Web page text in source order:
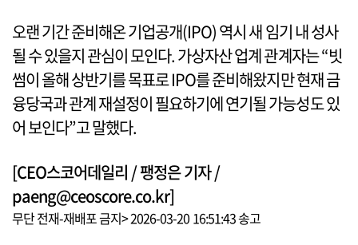
오랜 기간 준비해온 기업공개(IPO) 역시 새 임기 내 성사
될 수 있을지 관심이 모인다. 가상자산 업계 관계자는 “빗
썸이 올해 상반기를 목표로 IPO를 준비해왔지만 현재 금
융당국과 관계 재설정이 필요하기에 연기될 가능성도 있
어 보인다”고 말했다.
[CEO스코어데일리 / 팽정은 기자 /
paeng@ceoscore.co.kr]
무단 전재-재배포 금지> 2026-03-20 16:51:43 송고